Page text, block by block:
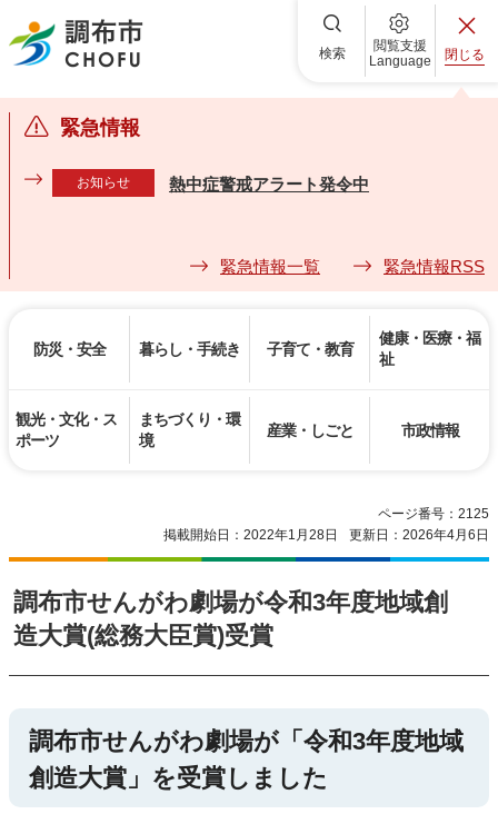
調布市 検索
閲覧支援
Language
閉じる
緊急情報
お知らせ 熱中症警戒アラート発令中
緊急情報一覧 緊急情報RSS
防災・安全 暮らし・手続き 子育て・教育
健康・医療・福
祉
観光・文化・ス
ポーツ
まちづくり・環
境
産業・しごと 市政情報
ページ番号：2125
掲載開始日：2022年1月28日
更新日：2026年4月6日
調布市せんがわ劇場が令和3年度地域創
造大賞(総務大臣賞)受賞
調布市せんがわ劇場が「令和3年度地域
創造大賞」を受賞しました